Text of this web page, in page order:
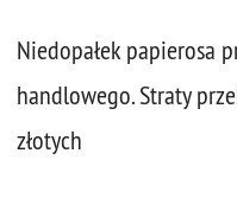
Niedopałek papierosa
handlowego. Straty
złotych